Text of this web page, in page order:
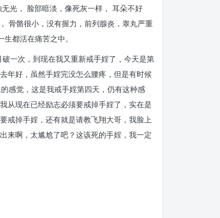
光， 脸部暗淡，像死灰一样， 耳朵不好
骨骼很小，没有握力，前列腺炎，睾丸严重
都活在痛苦之中。
一次，到现在我又重新戒手婬了，今天是第
年好，虽然手婬完没怎么腰疼，但是有时候
感觉，这是我戒手婬第四天，仍有这种感
从现在已经励志必须要戒掉手婬了，实在是
戒掉手婬，还有就是请教飞翔大哥，我脸上
来啊，太尴尬了吧？这该死的手婬，我一定